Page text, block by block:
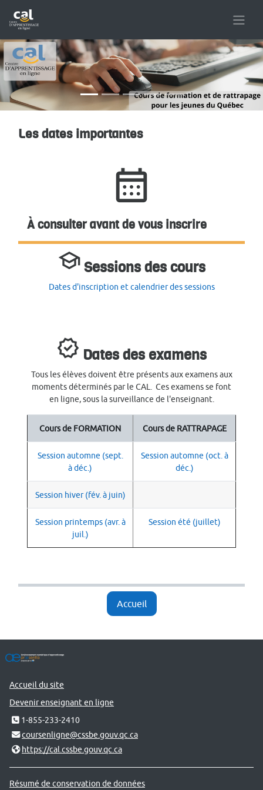
Passer au contenu principal
Les dates importantes
calendar_month
À consulter avant de vous inscrire
schoolSessions des cours
Dates d'inscription et calendrier des sessions
verified Dates des examens
Tous les élèves doivent être présents aux examens aux
moments déterminés par le CAL. Ces examens se font
en ligne, sous la surveillance de l'enseignant.
Cours de FORMATION Cours de RATTRAPAGE
Session automne (sept.
à déc.)
Session automne (oct. à
déc.)
Session hiver (fév. à juin)
Session printemps (avr. à
juil.)
Session été (juillet)
Accueil
Accueil du site
Devenir enseignant en ligne
1-855-233-2410
coursenligne@cssbe.gouv.qc.ca
https://cal.cssbe.gouv.qc.ca
Résumé de conservation de données